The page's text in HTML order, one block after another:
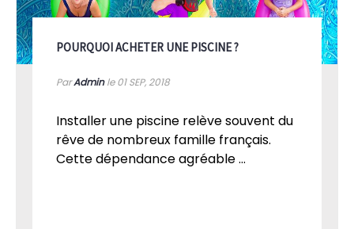
POURQUOI ACHETER UNE PISCINE ?
ParAdminle 01SEP, 2018
Installer une piscine relève souvent du
rêve de nombreux famille français.
Cette dépendance agréable ...